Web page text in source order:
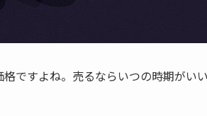
ですよね。売るならいつの時期がい